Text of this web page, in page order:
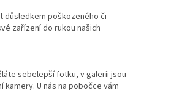
důsledkem poškozeného či
zařízení do rukou našich
sebelepší fotku, v galerii jsou
U nás na pobočce vám